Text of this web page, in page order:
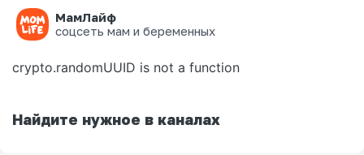
МамЛайф
соцсеть мам и беременных
Ошибка на странице
crypto.randomUUID is not a function
Найдите нужное в каналах